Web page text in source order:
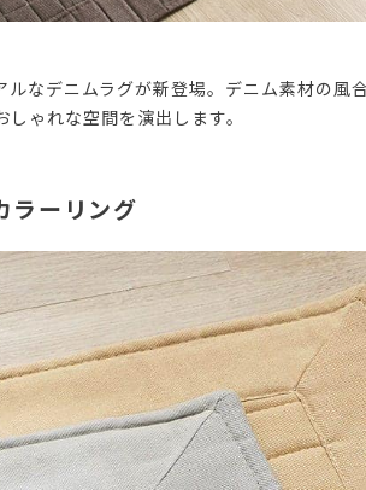
なデニムラグが新登場。デニム素材の風
ゃれな空間を演出します。
ラーリング